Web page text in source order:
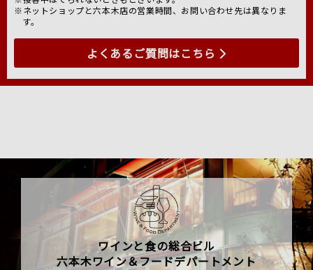
※ネットショップと六本木店の営業時間、お問い合わせ先は異なりま
す。
よくあるご質問はこちら
ワインと食の総合ビル
六本木ワイン＆フードデパートメント